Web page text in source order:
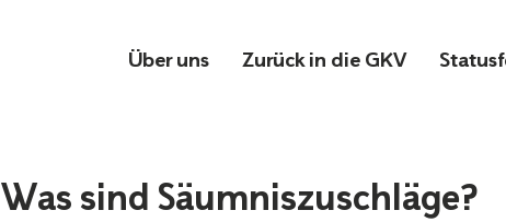
Über uns Zurück in die GKV
Was sind Säumniszuschläge?